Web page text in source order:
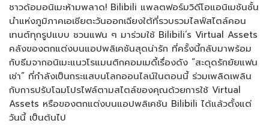
ชาวด้อมอนิเมะห้ามพลาด! Bilibili แพลตฟอร์มวิดีโอแอนิเมชันชั้น
นำแห่งภูมิภาคเอเชียตะวันออกเฉียงใต้ที่รวบรวมไลฟ์สไตล์คอน
เทนต์ทุกรูปแบบ ชวนแฟน ๆ มาร่วมใช้ Bilibili’s Virtual Assets
คลังของตกแต่งบนแอปพลิเคชันสุดน่ารัก ที่ครั้งนี้กลับมาพร้อม
กับธีมจากอนิเมะแนวโรแมนติกคอมเมดี้เรื่องดัง “สะดุดรักยัยแฟน
เช่า” ที่กำลังเป็นกระแสบนโลกออนไลน์ในตอนนี้ ร่วมเพลิดเพลิน
กับการปรับโฉมโปรไฟล์ตามสไตล์ของคุณด้วยการใช้ Virtual
Assets หรือของตกแต่งบนแอปพลิเคชัน Bilibili ได้แล้วตั้งแต่
วันนี้ เป็นต้นไป